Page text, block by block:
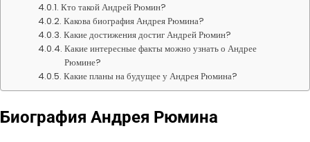
Кто такой Андрей Рюмин?
Какова биография Андрея Рюмина?
Какие достижения достиг Андрей Рюмин?
Какие интересные факты можно узнать о Андрее
Рюмине?
Какие планы на будущее у Андрея Рюмина?
Биография Андрея Рюмина